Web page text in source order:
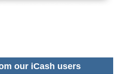
our iCash users